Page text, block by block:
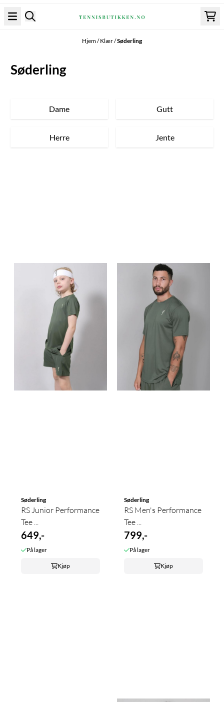
Hopp til innhold
Hjem/Klær/Søderling
Søderling
Dame Gutt
Herre Jente
Søderling
RS Junior Performance
Tee ...
649,-
På lager
Kjøp
Søderling
RS Men's Performance
Tee ...
799,-
På lager
Kjøp